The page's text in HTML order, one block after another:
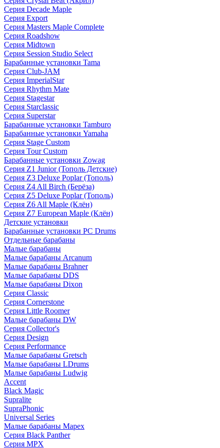
Серия Decade Maple
Серия Export
Серия Masters Maple Complete
Серия Roadshow
Серия Midtown
Серия Session Studio Select
Барабанные установки Tama
Серия Club-JAM
Серия ImperialStar
Серия Rhythm Mate
Серия Stagestar
Серия Starclassic
Серия Superstar
Барабанные установки Tamburo
Барабанные установки Yamaha
Серия Stage Custom
Серия Tour Custom
Барабанные установки Zowag
Серия Z1 Junior (Тополь Детские)
Серия Z3 Deluxe Poplar (Тополь)
Серия Z4 All Birch (Берёза)
Серия Z5 Deluxe Poplar (Тополь)
Серия Z6 All Maple (Клён)
Серия Z7 European Maple (Клён)
Детские установки
Барабанные установки PC Drums
Отдельные барабаны
Малые барабаны
Малые барабаны Arcanum
Малые барабаны Brahner
Малые барабаны DDS
Малые барабаны Dixon
Серия Classic
Серия Cornerstone
Серия Little Roomer
Малые барабаны DW
Серия Collector's
Серия Design
Серия Performance
Малые барабаны Gretsch
Малые барабаны LDrums
Малые барабаны Ludwig
Accent
Black Magic
Supralite
SupraPhonic
Universal Series
Малые барабаны Mapex
Серия Black Panther
Серия MPX